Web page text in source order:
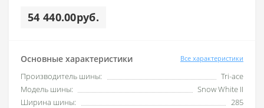
54 440.00руб.
Основные характеристики Все характеристики
Производитель шины:
Tri-ace
Модель шины:
Snow White II
Ширина шины:
285